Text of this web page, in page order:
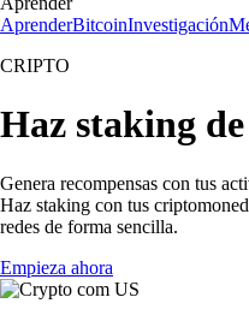
AprenderBitcoinInvestigación
CRIPTO
Haz staking
Genera recompensas con tus
Haz staking con tus
redes de forma sencilla.
Empieza ahora